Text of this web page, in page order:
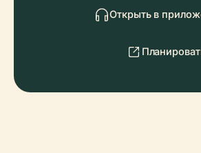
Открыть в